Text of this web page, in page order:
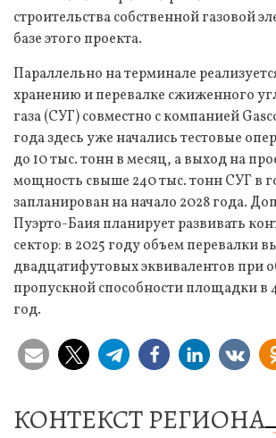
строительства собственной газовой
базе этого проекта.
Параллельно на терминале
хранению и перевалке сжиженного
газа (СУГ) совместно с компанией
года здесь уже начались тестовые
до 10 тыс. тонн в месяц, а выход на
мощность свыше 240 тыс. тонн СУГ в
запланирован на начало 2028 года.
Пуэрто-Баия планирует развивать
сектор: в 2025 году объем перевалки
двадцатифутовых эквивалентов при
пропускной способности площадки в
год.
КОНТЕКСТ РЕГИОНА